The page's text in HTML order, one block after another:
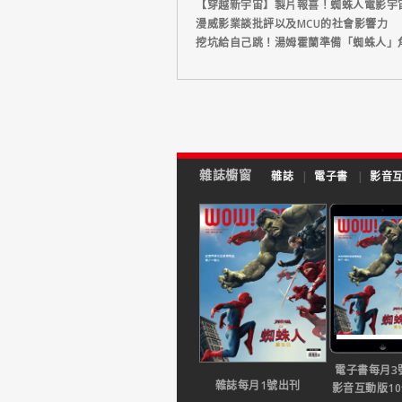
【穿越新宇宙】製片報喜！蜘蛛人電影宇
漫威影業談批評以及MCU的社會影響力
挖坑給自己跳！湯姆霍蘭準備「蜘蛛人」
雜誌櫥窗 雜誌 | 電子書 | 影音
雜誌每月1號出刊
電子書每月3
影音互動版